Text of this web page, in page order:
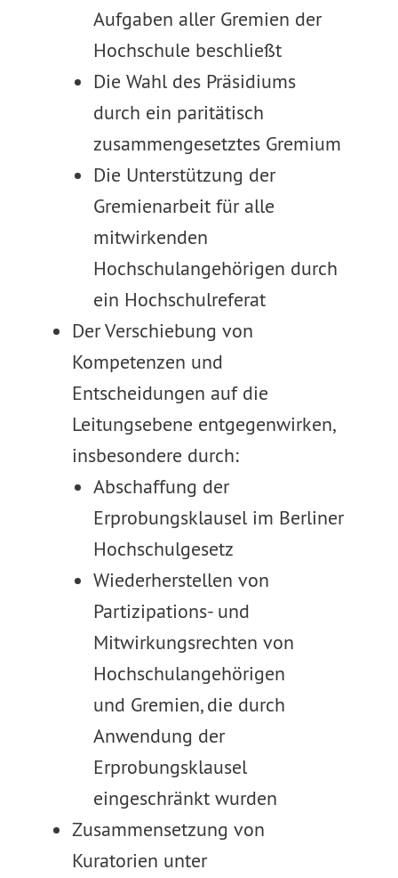
Aufgaben aller Gremien der
Hochschule beschließt
Die Wahl des Präsidiums
durch ein paritätisch
zusammengesetztes Gremium
Die Unterstützung der
Gremienarbeit für alle
mitwirkenden
Hochschulangehörigen durch
ein Hochschulreferat
Der Verschiebung von
Kompetenzen und
Entscheidungen auf die
Leitungsebene entgegenwirken,
insbesondere durch:
Abschaffung der
Erprobungsklausel im Berliner
Hochschulgesetz
Wiederherstellen von
Partizipations- und
Mitwirkungsrechten von
Hochschulangehörigen
und Gremien, die durch
Anwendung der
Erprobungsklausel
eingeschränkt wurden
Zusammensetzung von
Kuratorien unter